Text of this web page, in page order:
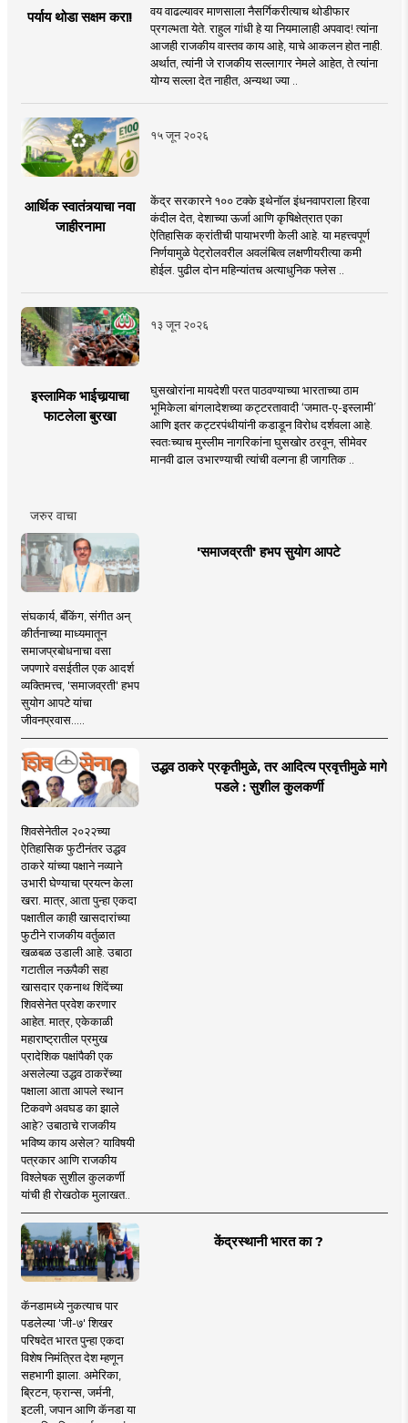
पर्याय थोडा सक्षम करा!
वय वाढल्यावर माणसाला नैसर्गिकरीत्याच थोडीफार
प्रगल्भता येते. राहुल गांधी हे या नियमालाही अपवाद! त्यांना
आजही राजकीय वास्तव काय आहे, याचे आकलन होत नाही.
अर्थात, त्यांनी जे राजकीय सल्लागार नेमले आहेत, ते त्यांना
योग्य सल्ला देत नाहीत, अन्यथा ज्या ..
१५ जून २०२६
आर्थिक स्वातंत्र्याचा नवा
जाहीरनामा
केंद्र सरकारने १०० टक्के इथेनॉल इंधनवापराला हिरवा
कंदील देत, देशाच्या ऊर्जा आणि कृषिक्षेत्रात एका
ऐतिहासिक क्रांतीची पायाभरणी केली आहे. या महत्त्वपूर्ण
निर्णयामुळे पेट्रोलवरील अवलंबित्व लक्षणीयरीत्या कमी
होईल. पुढील दोन महिन्यांतच अत्याधुनिक फ्लेस ..
१३ जून २०२६
इस्लामिक भाईचार्‍याचा
फाटलेला बुरखा
घुसखोरांना मायदेशी परत पाठवण्याच्या भारताच्या ठाम
भूमिकेला बांगलादेशच्या कट्टरतावादी ‘जमात-ए-इस्लामी’
आणि इतर कट्टरपंथीयांनी कडाडून विरोध दर्शवला आहे.
स्वतःच्याच मुस्लीम नागरिकांना घुसखोर ठरवून, सीमेवर
मानवी ढाल उभारण्याची त्यांची वल्गना ही जागतिक ..
जरुर वाचा
'समाजव्रती' हभप सुयोग आपटे
संघकार्य, बँकिंग, संगीत अन्
कीर्तनाच्या माध्यमातून
समाजप्रबोधनाचा वसा
जपणारे वसईतील एक आदर्श
व्यक्तिमत्त्व, 'समाजव्रती' हभप
सुयोग आपटे यांचा
जीवनप्रवास.....
उद्धव ठाकरे प्रकृतीमुळे, तर आदित्य प्रवृत्तीमुळे मागे
पडले : सुशील कुलकर्णी
शिवसेनेतील २०२२च्या
ऐतिहासिक फुटीनंतर उद्धव
ठाकरे यांच्या पक्षाने नव्याने
उभारी घेण्याचा प्रयत्न केला
खरा. मात्र, आता पुन्हा एकदा
पक्षातील काही खासदारांच्या
फुटीने राजकीय वर्तुळात
खळबळ उडाली आहे. उबाठा
गटातील नऊपैकी सहा
खासदार एकनाथ शिंदेंच्या
शिवसेनेत प्रवेश करणार
आहेत. मात्र, एकेकाळी
महाराष्ट्रातील प्रमुख
प्रादेशिक पक्षांपैकी एक
असलेल्या उद्धव ठाकरेंच्या
पक्षाला आता आपले स्थान
टिकवणे अवघड का झाले
आहे? उबाठाचे राजकीय
भविष्य काय असेल? याविषयी
पत्रकार आणि राजकीय
विश्लेषक सुशील कुलकर्णी
यांची ही रोखठोक मुलाखत..
केंद्रस्थानी भारत का ?
कॅनडामध्ये नुकत्याच पार
पडलेल्या 'जी-७' शिखर
परिषदेत भारत पुन्हा एकदा
विशेष निमंत्रित देश म्हणून
सहभागी झाला. अमेरिका,
ब्रिटन, फ्रान्स, जर्मनी,
इटली, जपान आणि कॅनडा या